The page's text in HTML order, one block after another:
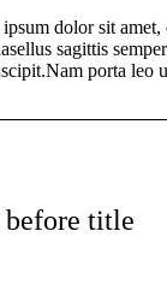
dolor sit amet,
sagittis
porta leo
title